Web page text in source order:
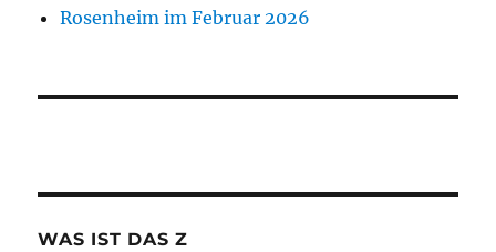
Rosenheim im Februar 2026
WAS IST DAS Z